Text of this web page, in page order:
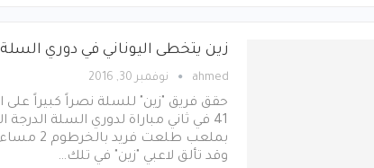
زين يتخطى اليوناني في دوري السلة
ahmed نوفمبر 30, 2016
وقد تألق لاعبي "زين" في تلك…